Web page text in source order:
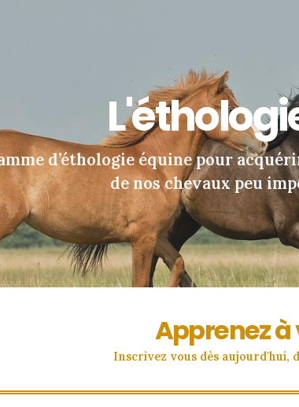
d’éthologie équine pour
de nos chevaux peu
Apprenez
Inscrivez vous dès aujourd'hui,